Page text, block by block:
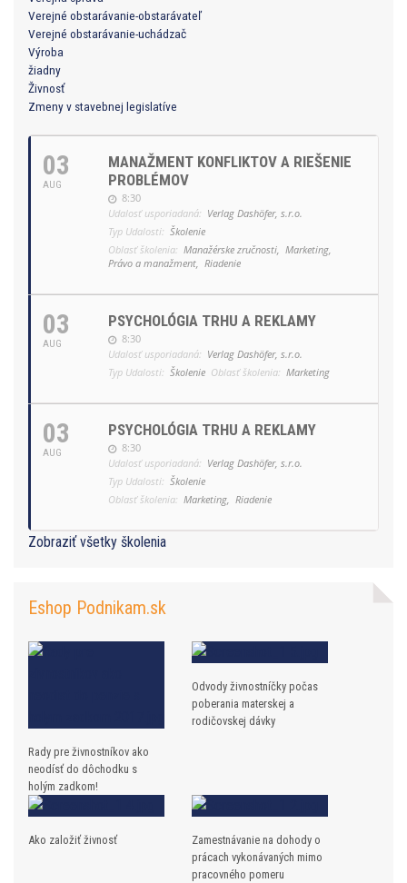
Verejné obstarávanie-obstarávateľ
Verejné obstarávanie-uchádzač
Výroba
žiadny
Živnosť
Zmeny v stavebnej legislatíve
03
AUG
MANAŽMENT KONFLIKTOV A RIEŠENIE
PROBLÉMOV
8:30
Udalosť usporiadaná: Verlag Dashöfer, s.r.o.
Typ Udalosti: Školenie
Oblasť školenia: Manažérske zručnosti, Marketing,
Právo a manažment, Riadenie
03
AUG
PSYCHOLÓGIA TRHU A REKLAMY
8:30
Udalosť usporiadaná: Verlag Dashöfer, s.r.o.
Typ Udalosti: Školenie Oblasť školenia: Marketing
03
AUG
PSYCHOLÓGIA TRHU A REKLAMY
8:30
Udalosť usporiadaná: Verlag Dashöfer, s.r.o.
Typ Udalosti: Školenie
Oblasť školenia: Marketing, Riadenie
Zobraziť všetky školenia
Eshop Podnikam.sk
Rady pre živnostníkov ako
neodísť do dôchodku s
holým zadkom!
Odvody živnostníčky počas
poberania materskej a
rodičovskej dávky
Ako založiť živnosť
Zamestnávanie na dohody o
prácach vykonávaných mimo
pracovného pomeru